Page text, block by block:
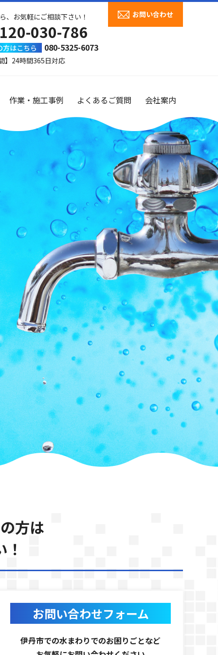
、お気軽にご相談下さい！
030-786
方はこちら 080-5325-6073
】24時間365日対応
お問い合わせ
作業・施工事例 よくあるご質問 会社案内
方は
お問い合わせフォーム
伊丹市での水まわりでのお困りごとなど